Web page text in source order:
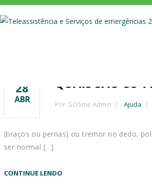
28
ABR
QUAIS SÃO OS
Por :SOSme Admin Ajuda
(braços ou pernas) ou tremor no dedo,
ser normal […]
CONTINUE LENDO